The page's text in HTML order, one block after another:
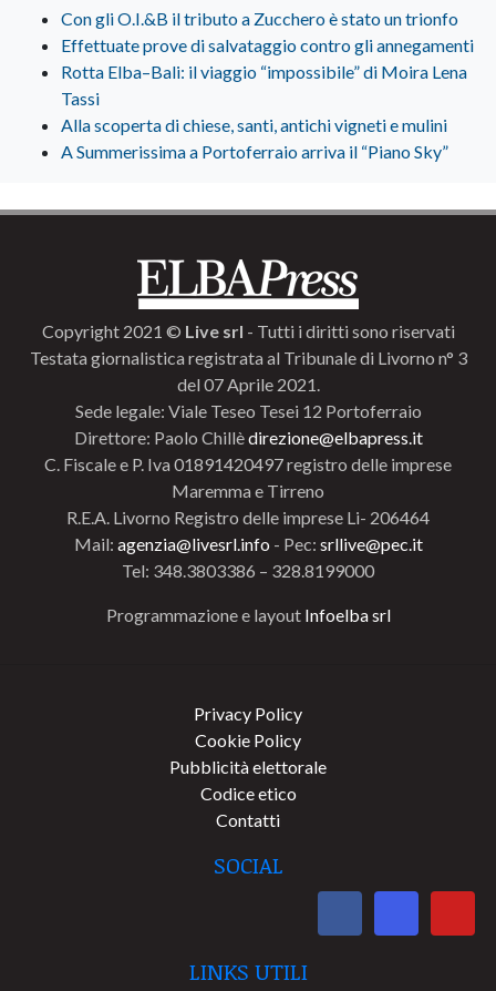
Con gli O.I.&B il tributo a Zucchero è stato un trionfo
Effettuate prove di salvataggio contro gli annegamenti
Rotta Elba–Bali: il viaggio “impossibile” di Moira Lena
Tassi
Alla scoperta di chiese, santi, antichi vigneti e mulini
A Summerissima a Portoferraio arriva il “Piano Sky”
Copyright 2021 © Live srl - Tutti i diritti sono riservati
Testata giornalistica registrata al Tribunale di Livorno n° 3
del 07 Aprile 2021.
Sede legale: Viale Teseo Tesei 12 Portoferraio
Direttore: Paolo Chillèdirezione@elbapress.it
C. Fiscale e P. Iva 01891420497 registro delle imprese
Maremma e Tirreno
R.E.A. Livorno Registro delle imprese Li- 206464
Mail: agenzia@livesrl.info - Pec: srllive@pec.it
Tel: 348.3803386 – 328.8199000
Programmazione e layout Infoelba srl
Privacy Policy
Cookie Policy
Pubblicità elettorale
Codice etico
Contatti
SOCIAL
LINKS UTILI